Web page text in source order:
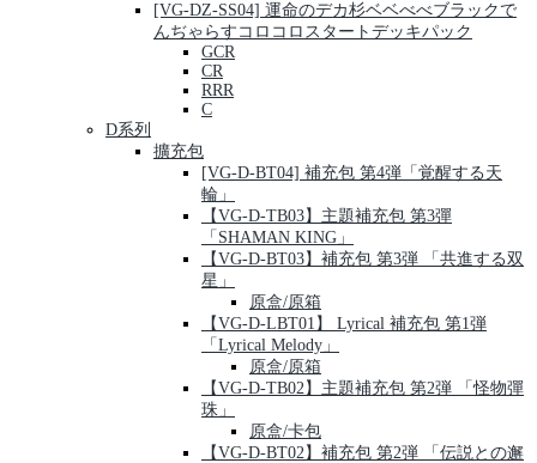
[VG-DZ-SS04] 運命のデカ杉ベベべべブラックで
んぢゃらすコロコロスタートデッキパック
GCR
CR
RRR
C
D系列
擴充包
[VG-D-BT04] 補充包 第4弾「覚醒する天
輪」
【VG-D-TB03】主題補充包 第3彈
「SHAMAN KING」
【VG-D-BT03】補充包 第3弾 「共進する双
星」
原盒/原箱
【VG-D-LBT01】 Lyrical 補充包 第1弾
「Lyrical Melody」
原盒/原箱
【VG-D-TB02】主題補充包 第2弾 「怪物彈
珠」
原盒/卡包
【VG-D-BT02】補充包 第2弾 「伝説との邂